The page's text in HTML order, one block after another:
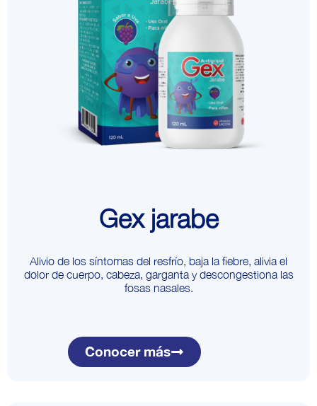
Gex jarabe
Alivio de los síntomas del resfrío, baja la fiebre, alivia el
dolor de cuerpo, cabeza, garganta y descongestiona las
fosas nasales.
Conocer más